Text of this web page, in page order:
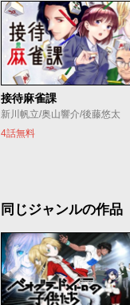
接待麻雀課
新川帆立/奥山響介/後藤悠太
4話無料
同じジャンルの作品